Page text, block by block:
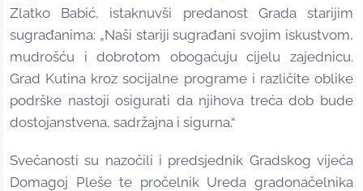
Zlatko Babić, istaknuvši predanost Grada starijim
sugrađanima: „Naši stariji sugrađani svojim iskustvom,
mudrošću i dobrotom obogaćuju cijelu zajednicu.
Grad Kutina kroz socijalne programe i različite oblike
podrške nastoji osigurati da njihova treća dob bude
dostojanstvena, sadržajna i sigurna.“
Svečanosti su nazočili i predsjednik Gradskog vijeća
Domagoj Pleše te pročelnik Ureda gradonačelnika